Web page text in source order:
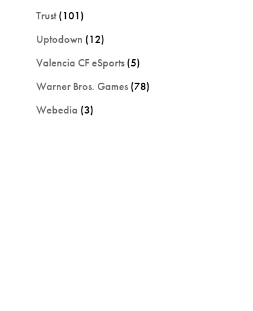
Trust(101)
Uptodown (12)
Valencia CF eSports (5)
Warner Bros. Games (78)
Webedia (3)